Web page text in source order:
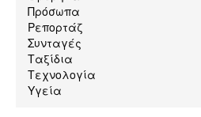
Πρόσωπα
Ρεπορτάζ
Συνταγές
Ταξίδια
Τεχνολογία
Υγεία